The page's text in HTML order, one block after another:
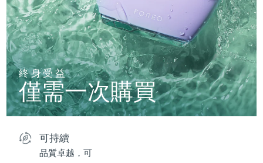
終身受益
僅需一次購買
可持續
品質卓越，可